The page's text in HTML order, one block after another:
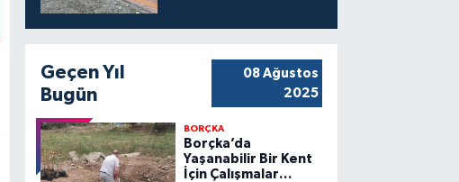
Geçen Yıl
Bugün
08 Ağustos
2025
BORÇKA
Borçka’da
Yaşanabilir Bir Kent
İçin Çalışmalar